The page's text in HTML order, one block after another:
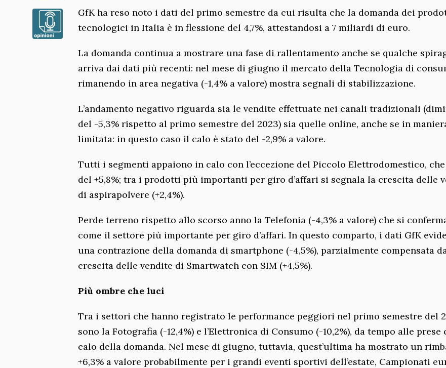
GfK ha reso noto i dati del primo semestre da cui risulta che la domanda dei
tecnologici in Italia è in flessione del 4,7%, attestandosi a 7 miliardi di euro.
La domanda continua a mostrare una fase di rallentamento anche se qualche
arriva dai dati più recenti: nel mese di giugno il mercato della Tecnologia di
rimanendo in area negativa (-1,4% a valore) mostra segnali di stabilizzazione.
L’andamento negativo riguarda sia le vendite effettuate nei canali tradizionali
del -5,3% rispetto al primo semestre del 2023) sia quelle online, anche se in
limitata: in questo caso il calo è stato del -2,9% a valore.
Tutti i segmenti appaiono in calo con l’eccezione del Piccolo Elettrodomestico,
del +5,8%; tra i prodotti più importanti per giro d’affari si segnala la crescita delle
di aspirapolvere (+2,4%).
Perde terreno rispetto allo scorso anno la Telefonia (-4,3% a valore) che si
come il settore più importante per giro d’affari. In questo comparto, i dati GfK
una contrazione della domanda di smartphone (-4,5%), parzialmente compensata
crescita delle vendite di Smartwatch con SIM (+4,5%).
Più ombre che luci
Tra i settori che hanno registrato le performance peggiori nel primo semestre del
sono la Fotografia (-12,4%) e l’Elettronica di Consumo (-10,2%), da tempo alle prese
calo della domanda. Nel mese di giugno, tuttavia, quest’ultima ha mostrato un
+6,3% a valore probabilmente per i grandi eventi sportivi dell’estate, Campionati